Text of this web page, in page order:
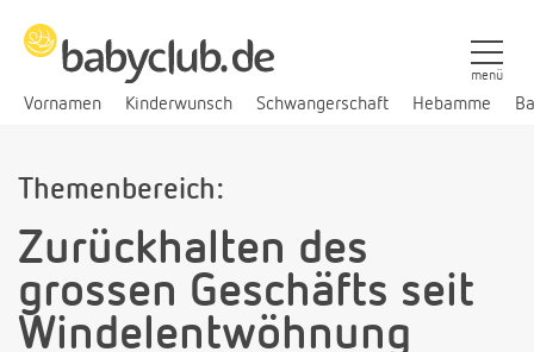
Vornamen Kinderwunsch Schwangerschaft Hebamme
menü
Themenbereich:
Zurückhalten des
grossen Geschäfts seit
Windelentwöhnung